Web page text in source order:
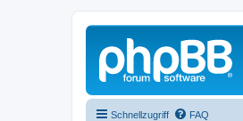
Schnellzugriff FAQ